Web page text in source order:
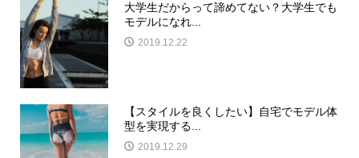
大学生だからって諦めてない？大学生でも
モデルになれ...
2019.12.22
【スタイルを良くしたい】自宅でモデル体
型を実現する...
2019.12.29